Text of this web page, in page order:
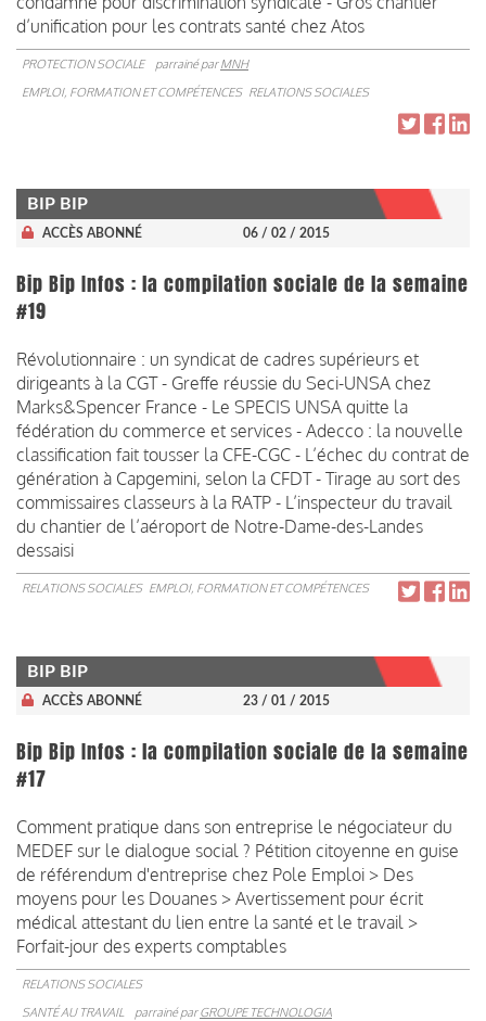
d’unification pour les contrats santé chez Atos
PROTECTION SOCIALE parrainé parMNH
EMPLOI, FORMATION ET COMPÉTENCES RELATIONS SOCIALES
BIP BIP
ACCÈS ABONNÉ 06 / 02 / 2015
Bip Bip Infos : la compilation sociale de la semaine
#19
Révolutionnaire : un syndicat de cadres supérieurs et
dirigeants à la CGT - Greffe réussie du Seci-UNSA chez
Marks&Spencer France - Le SPECIS UNSA quitte la
fédération du commerce et services - Adecco : la nouvelle
classification fait tousser la CFE-CGC - L’échec du contrat de
génération à Capgemini, selon la CFDT - Tirage au sort des
commissaires classeurs à la RATP - L’inspecteur du travail
du chantier de l’aéroport de Notre-Dame-des-Landes
dessaisi
RELATIONS SOCIALES EMPLOI, FORMATION ET COMPÉTENCES
BIP BIP
ACCÈS ABONNÉ 23 / 01 / 2015
Bip Bip Infos : la compilation sociale de la semaine
#17
Comment pratique dans son entreprise le négociateur du
MEDEF sur le dialogue social ? Pétition citoyenne en guise
de référendum d'entreprise chez Pole Emploi > Des
moyens pour les Douanes > Avertissement pour écrit
médical attestant du lien entre la santé et le travail >
Forfait-jour des experts comptables
RELATIONS SOCIALES
SANTÉ AU TRAVAIL
parrainé parGROUPE TECHNOLOGIA